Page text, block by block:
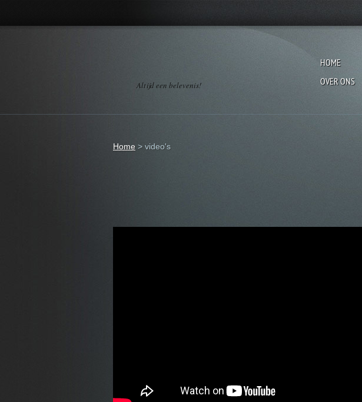
Altijd een belevenis!
HOME
OVER ONS
Home > video's